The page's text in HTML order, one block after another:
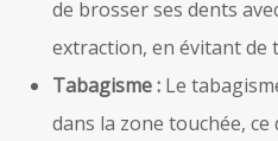
de brosser ses dents
extraction, en évitant de
Tabagisme : Le
dans la zone touchée,